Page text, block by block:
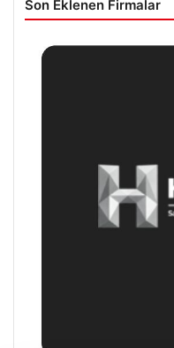
Son Eklenen Firmalar